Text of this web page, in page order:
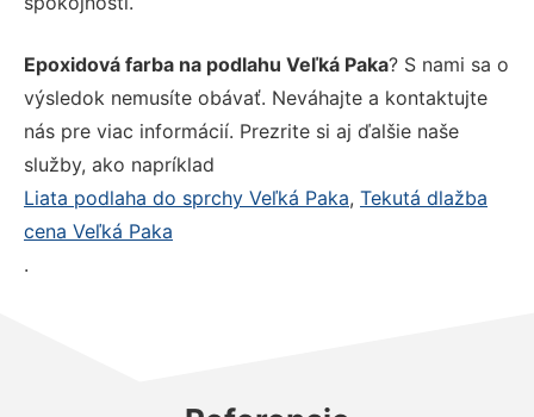
Epoxidová farba na podlahu Veľká Paka? S nami sa o
výsledok nemusíte obávať. Neváhajte a kontaktujte
nás pre viac informácií. Prezrite si aj ďalšie naše
služby, ako napríklad
Liata podlaha do sprchy Veľká Paka, Tekutá dlažba
cena Veľká Paka
.